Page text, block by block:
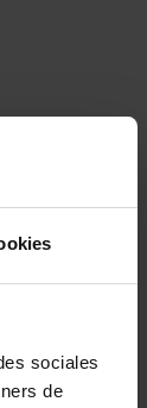
sociales
de